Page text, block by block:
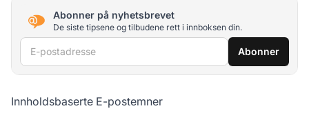
Abonner på nyhetsbrevet
De siste tipsene og tilbudene rett i innboksen din.
E-postadresse Abonner
Innholdsbaserte E-postemner